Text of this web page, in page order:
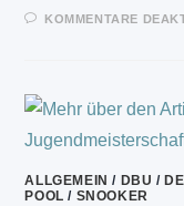
KOMMENTARE
ALLGEMEIN / DBU /
POOL / SNOOKER